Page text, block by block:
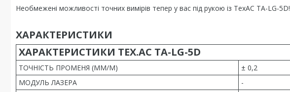
Необмежені можливості точних вимірів тепер у вас під рукою із TexAC TA-LG-5D!
ХАРАКТЕРИСТИКИ
ХАРАКТЕРИСТИКИ TEX.AC TA-LG-5D
ТОЧНІСТЬ ПРОМЕНЯ (ММ/М)
± 0,2
МОДУЛЬ ЛАЗЕРА
-